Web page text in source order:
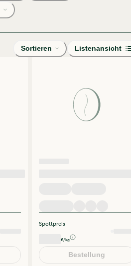
Sortieren Listenansicht
Spottpreis
€/kg
Bestellung